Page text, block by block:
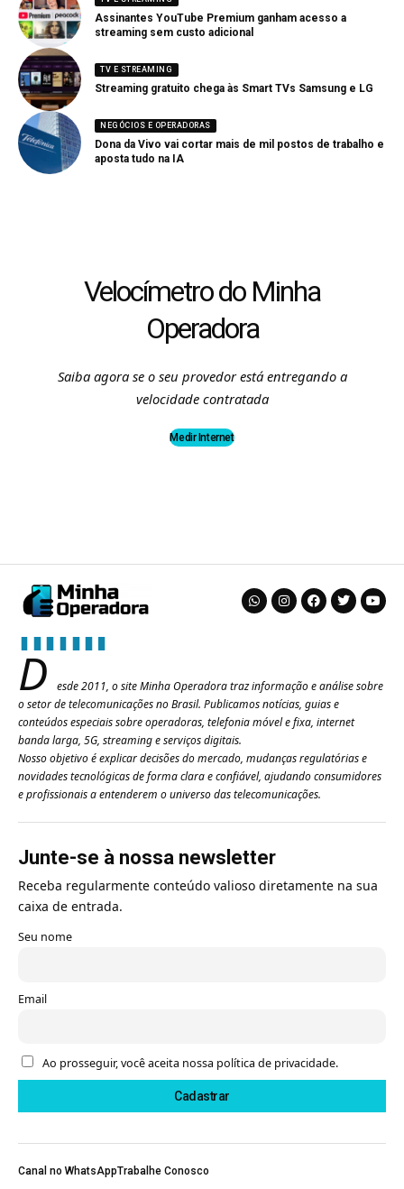
Assinantes YouTube Premium ganham acesso a
streaming sem custo adicional
TV E STREAMING
Streaming gratuito chega às Smart TVs Samsung e LG
NEGÓCIOS E OPERADORAS
Dona da Vivo vai cortar mais de mil postos de trabalho e
aposta tudo na IA
Velocímetro do Minha
Operadora
Saiba agora se o seu provedor está entregando a
velocidade contratada
Medir Internet
D
esde 2011, o site Minha Operadora traz informação e análise sobre
o setor de telecomunicações no Brasil. Publicamos notícias, guias e
conteúdos especiais sobre operadoras, telefonia móvel e fixa, internet
banda larga, 5G, streaming e serviços digitais.
Nosso objetivo é explicar decisões do mercado, mudanças regulatórias e
novidades tecnológicas de forma clara e confiável, ajudando consumidores
e profissionais a entenderem o universo das telecomunicações.
Junte-se à nossa newsletter
Receba regularmente conteúdo valioso diretamente na sua
caixa de entrada.
Seu nome
Email
Ao prosseguir, você aceita nossa política de privacidade.
Canal no WhatsAppTrabalhe Conosco